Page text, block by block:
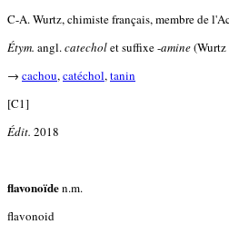
C-A. Wurtz, chimiste français, membre de
Étym. angl.catecholet suffixe -amine(Wurtz
→ cachou,catéchol,tanin
[C1]
Édit. 2018
flavonoïden.m.
flavonoid